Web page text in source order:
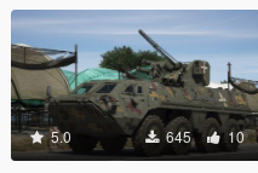
5.0 645 10